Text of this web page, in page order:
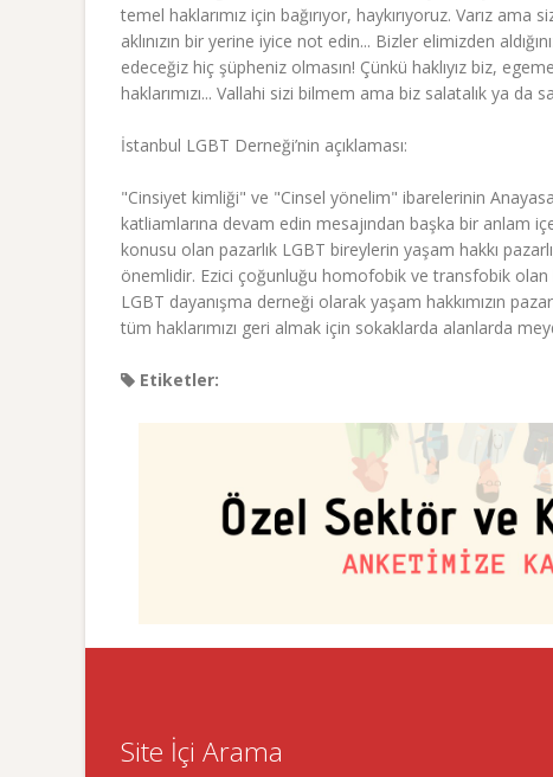
temel haklarımız için bağırıyor, haykırıyoruz. Varız
aklınızın bir yerine iyice not edin... Bizler elimizden
edeceğiz hiç şüpheniz olmasın! Çünkü haklıyız biz,
haklarımızı... Vallahi sizi bilmem ama biz salatalık ya da
İstanbul LGBT Derneği’nin açıklaması:
"Cinsiyet kimliği" ve "Cinsel yönelim" ibarelerinin
katliamlarına devam edin mesajından başka bir anlam
konusu olan pazarlık LGBT bireylerin yaşam hakkı
önemlidir. Ezici çoğunluğu homofobik ve transfobik olan
LGBT dayanışma derneği olarak yaşam hakkımızın
tüm haklarımızı geri almak için sokaklarda alanlarda
Etiketler:
Site İçi Arama